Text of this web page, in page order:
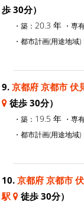
歩 30分）
・築： 20.3 年 ・専
・都市計画(用途地域)
9. 京都府 京都市 伏
徒歩 30分）
・築： 19.5 年 ・専
・都市計画(用途地域)
10. 京都府 京都市
駅
徒歩 30分）